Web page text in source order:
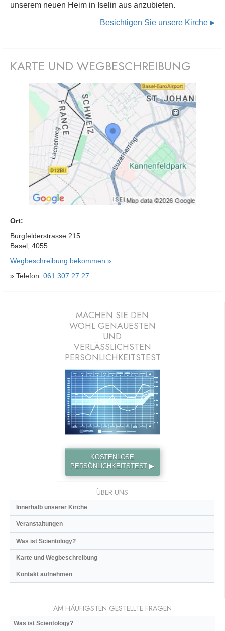
unserem neuen Heim in Iselin aus anzubieten.
Besichtigen Sie unsere Kirche ▶
KARTE UND WEGBESCHREIBUNG
Ort:
Burgfelderstrasse 215
Basel, 4055
Wegbeschreibung bekommen »
» Telefon: 061 307 27 27
MACHEN SIE DEN
WOHL GENAUESTEN
UND
VERLÄSSLICHSTEN
PERSÖNLICHKEITSTEST
KOSTENLOSE
PERSÖNLICHKEITSTEST ▶
ÜBER UNS
Innerhalb unserer Kirche
Veranstaltungen
Was ist Scientology?
Karte und Wegbeschreibung
Kontakt aufnehmen
AM HÄUFIGSTEN GESTELLTE FRAGEN
Was ist Scientology?